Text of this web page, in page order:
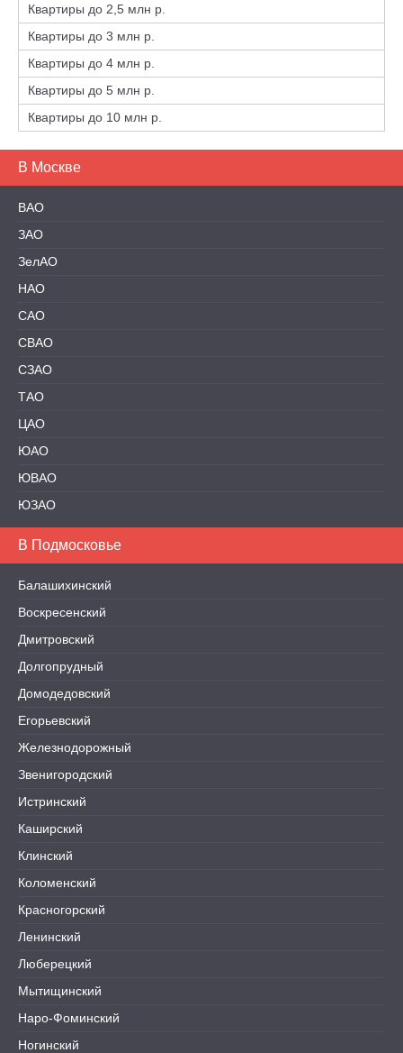
Квартиры до 2,5 млн р.
Квартиры до 3 млн р.
Квартиры до 4 млн р.
Квартиры до 5 млн р.
Квартиры до 10 млн р.
В Москве
ВАО
ЗАО
ЗелАО
НАО
САО
СВАО
СЗАО
ТАО
ЦАО
ЮАО
ЮВАО
ЮЗАО
В Подмосковье
Балашихинский
Воскресенский
Дмитровский
Долгопрудный
Домодедовский
Егорьевский
Железнодорожный
Звенигородский
Истринский
Каширский
Клинский
Коломенский
Красногорский
Ленинский
Люберецкий
Мытищинский
Наро-Фоминский
Ногинский